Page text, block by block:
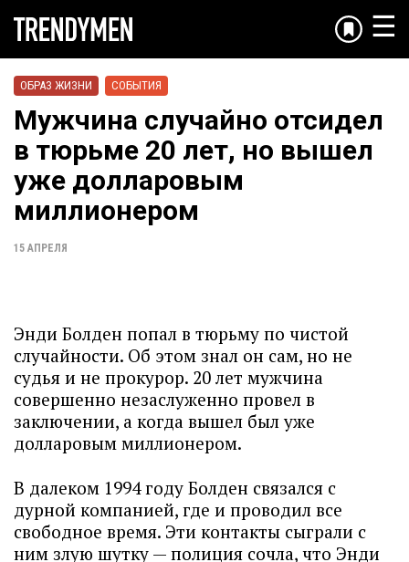
☰
ОБРАЗ ЖИЗНИ СОБЫТИЯ
Мужчина случайно отсидел
в тюрьме 20 лет, но вышел
уже долларовым
миллионером
15 АПРЕЛЯ
Энди Болден попал в тюрьму по чистой
случайности. Об этом знал он сам, но не
судья и не прокурор. 20 лет мужчина
совершенно незаслуженно провел в
заключении, а когда вышел был уже
долларовым миллионером.
В далеком 1994 году Болден связался с
дурной компанией, где и проводил все
свободное время. Эти контакты сыграли с
ним злую шутку — полиция сочла, что Энди